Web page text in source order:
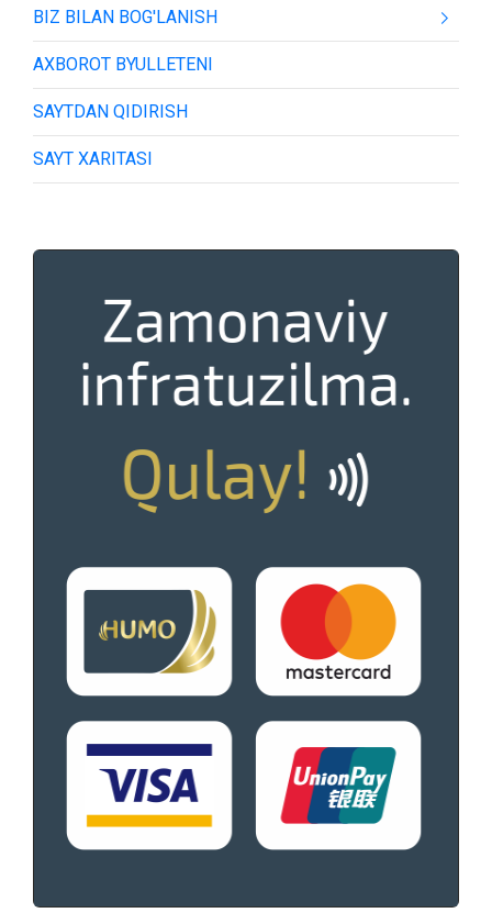
BIZ BILAN BOG'LANISH
AXBOROT BYULLETENI
SAYTDAN QIDIRISH
SAYT XARITASI